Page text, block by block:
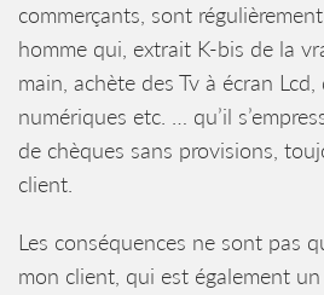
commerçants, sont
homme qui, extrait K-bis de la
main, achète des Tv à écran
numériques etc. … qu’il
de chèques sans provisions,
client.
Les conséquences ne sont pas
mon client, qui est également